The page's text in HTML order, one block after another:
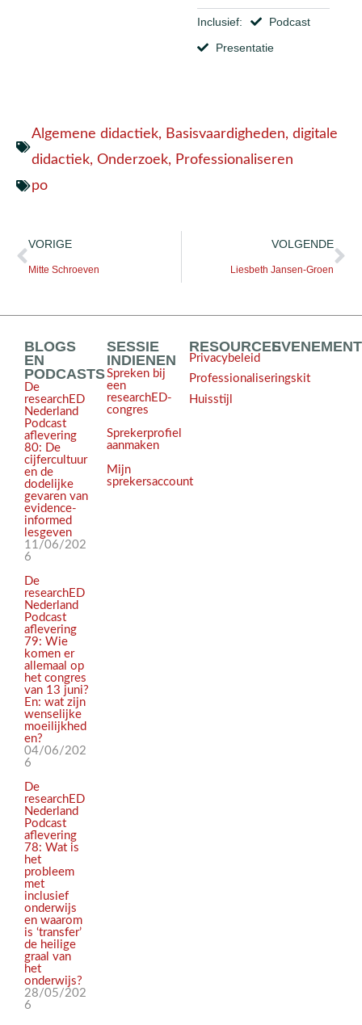
Inclusief:
Podcast
Presentatie
Algemene didactiek, Basisvaardigheden, digitale
didactiek, Onderzoek, Professionaliseren
po
VORIGE
Mitte Schroeven
VOLGENDE
Liesbeth Jansen-Groen
BLOGS
EN
PODCASTS
De
researchED
Nederland
Podcast
aflevering
80: De
cijfercultuur
en de
dodelijke
gevaren van
evidence-
informed
lesgeven
11/06/202
6
De
researchED
Nederland
Podcast
aflevering
79: Wie
komen er
allemaal op
het congres
van 13 juni?
En: wat zijn
wenselijke
moeilijkhed
en?
04/06/202
6
De
researchED
Nederland
Podcast
aflevering
78: Wat is
het
probleem
met
inclusief
onderwijs
en waarom
is ‘transfer’
de heilige
graal van
het
onderwijs?
28/05/202
6
SESSIE
INDIENEN
Spreken bij
een
researchED-
congres
Sprekerprofiel
aanmaken
Mijn
sprekersaccount
RESOURCES
Privacybeleid
Professionaliseringskit
Huisstijl